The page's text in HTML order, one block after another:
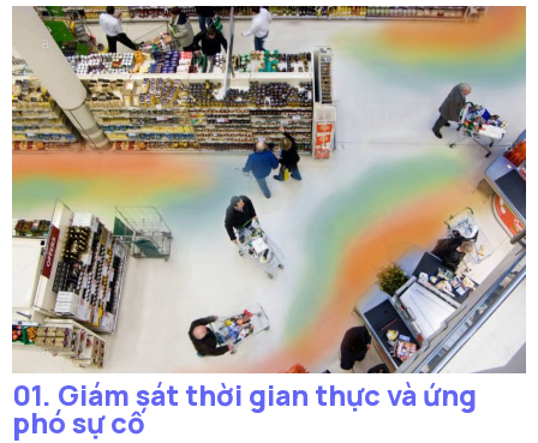
01. Giám sát thời gian thực và ứng
phó sự cố